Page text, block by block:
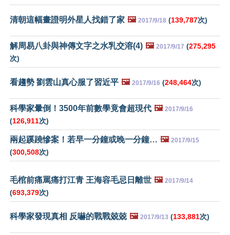
清朝這幅畫證明外星人找錯了家 🖼️ 2017/9/18 (139,787次)
解周易八卦與神傳文字之水乳交溶(4) 🖼️ 2017/9/17 (275,295
次)
看趨勢 劉雲山真心服了習近平 🖼️ 2017/9/16 (248,464次)
科學家暈倒！3500年前數學竟會超現代 🖼️ 2017/9/16
(126,911次)
兩起蹊蹺慘案！若早一分鐘或晚一分鐘… 🖼️ 2017/9/15
(300,508次)
毛棺前痛罵痛打江青 王海容毛忌日離世 🖼️ 2017/9/14
(693,379次)
科學家發現真相 反嚇的戰戰兢兢 🖼️ 2017/9/13 (133,881次)